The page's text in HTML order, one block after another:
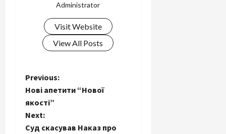
Administrator
Visit Website
View All Posts
P
o
s
Previous:
Нові апетити “Нової
якості”
Next:
Суд скасував Наказ про